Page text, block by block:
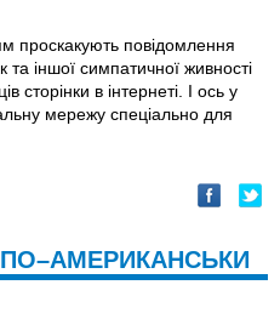
проскакують повідомлення
іншої симпатичної живності
сторінки в інтернеті. І ось у
мережу спеціально для